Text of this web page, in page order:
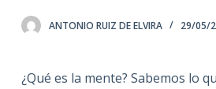
ANTONIO RUIZ DE ELVIRA 29/05/
¿Qué es la mente? Sabemos lo